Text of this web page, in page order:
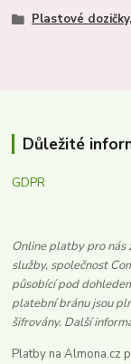
Plastové
Důležité
GDPR
Online platby pro nás
služby, společnost
působící pod
platební bránu jsou
šifrovány. Další
Platby na Almona.cz